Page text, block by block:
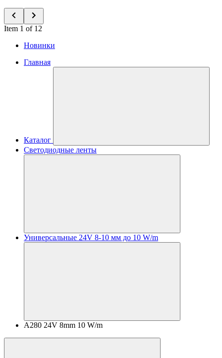
Item 1 of 12
Новинки
Главная
Каталог
Светодиодные ленты
Универсальные 24V 8-10 мм до 10 W/m
A280 24V 8mm 10 W/m